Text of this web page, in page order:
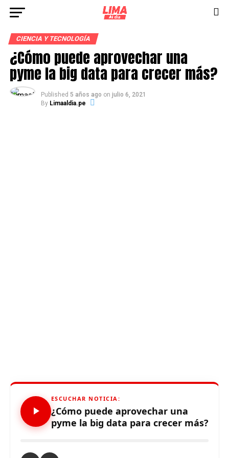
CIENCIA Y TECNOLOGÍA
¿Cómo puede aprovechar una
pyme la big data para crecer más?
Published 5 años ago on julio 6, 2021
By Limaaldia.pe
ESCUCHAR NOTICIA:
¿Cómo puede aprovechar una
pyme la big data para crecer más?